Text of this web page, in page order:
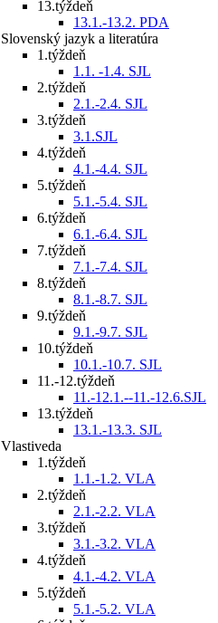
13.týždeň
13.1.-13.2. PDA
Slovenský jazyk a literatúra
1.týždeň
1.1. -1.4. SJL
2.týždeň
2.1.-2.4. SJL
3.týždeň
3.1.SJL
4.týždeň
4.1.-4.4. SJL
5.týždeň
5.1.-5.4. SJL
6.týždeň
6.1.-6.4. SJL
7.týždeň
7.1.-7.4. SJL
8.týždeň
8.1.-8.7. SJL
9.týždeň
9.1.-9.7. SJL
10.týždeň
10.1.-10.7. SJL
11.-12.týždeň
11.-12.1.--11.-12.6.SJL
13.týždeň
13.1.-13.3. SJL
Vlastiveda
1.týždeň
1.1.-1.2. VLA
2.týždeň
2.1.-2.2. VLA
3.týždeň
3.1.-3.2. VLA
4.týždeň
4.1.-4.2. VLA
5.týždeň
5.1.-5.2. VLA